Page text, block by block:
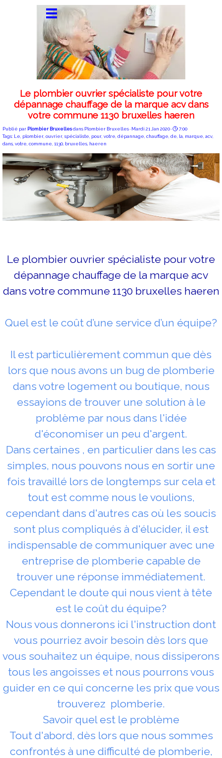
Le plombier ouvrier spécialiste pour votre
dépannage chauffage de la marque acv dans
votre commune 1130 bruxelles haeren
Publié par Plombier Bruxellesdans Plombier Bruxelles· Mardi 21 Jan 2020 ·
7:00
Tags: Le plombier ouvrier spécialiste pour votre dépannage chauffage de la marque acv
dans votre commune 1130 bruxelles haeren
Le plombier ouvrier spécialiste pour votre
dépannage chauffage de la marque acv
dans votre commune 1130 bruxelles haeren
Quel est le coût d’une service d’un équipe?
Il est particulièrement commun que dès
lors que nous avons un bug de plomberie
dans votre logement ou boutique, nous
essayions de trouver une solution à le
problème par nous dans l'idée
d'économiser un peu d'argent.
Dans certaines , en particulier dans les cas
simples, nous pouvons nous en sortir une
fois travaillé lors de longtemps sur cela et
tout est comme nous le voulions,
cependant dans d'autres cas où les soucis
sont plus compliqués à d'élucider, il est
indispensable de communiquer avec une
entreprise de plomberie capable de
trouver une réponse immédiatement.
Cependant le doute qui nous vient à tête
est le coût du équipe?
Nous vous donnerons ici l'instruction dont
vous pourriez avoir besoin dès lors que
vous souhaitez un équipe, nous dissiperons
tous les angoisses et nous pourrons vous
guider en ce qui concerne les prix que vous
trouverez plomberie.
Savoir quel est le problème
Tout d'abord, dès lors que nous sommes
confrontés à une difficulté de plomberie,